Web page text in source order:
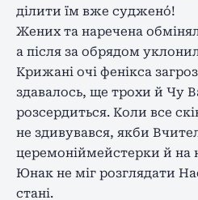
ділити їм вже суджено́!
Жених та наречена
а після за обрядом
Крижані очі фенікса
здавалось, ще трохи й Чу
розсердиться. Коли все
не здивувався, якби
церемоніймейстерки й на
Юнак не міг розглядати
стані.